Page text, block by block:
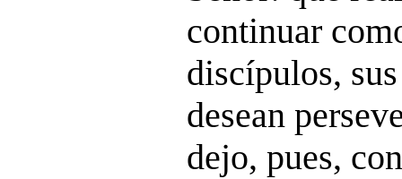
continuar
discípulos,
desean
dejo, pues,